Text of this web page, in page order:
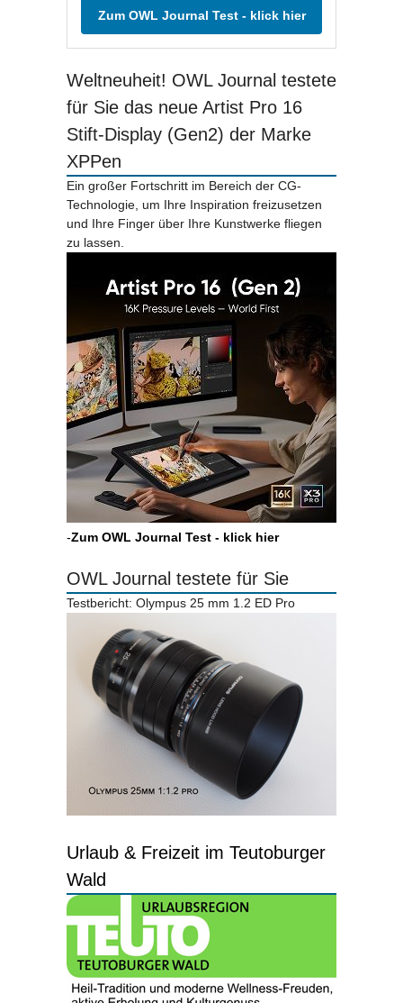
Zum OWL Journal Test - klick hier
Weltneuheit! OWL Journal testete
für Sie das neue Artist Pro 16
Stift-Display (Gen2) der Marke
XPPen
Ein großer Fortschritt im Bereich der CG-
Technologie, um Ihre Inspiration freizusetzen
und Ihre Finger über Ihre Kunstwerke fliegen
zu lassen.
-Zum OWL Journal Test - klick hier
OWL Journal testete für Sie
Testbericht: Olympus 25 mm 1.2 ED Pro
Urlaub & Freizeit im Teutoburger
Wald